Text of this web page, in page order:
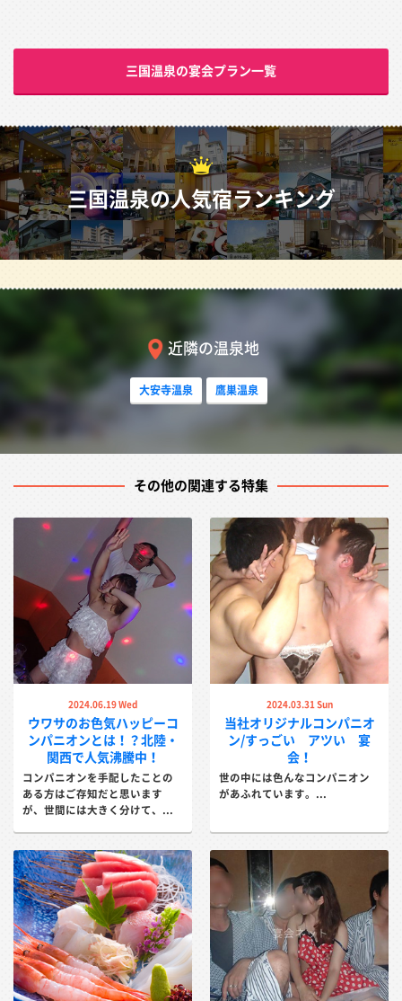
りと過ごせる温泉地。夕日を眺めながら入浴できる露天風
呂などが多いのも三国温泉の特徴。海のそばは大気中にも
海洋性ミネラルが多く、海の恵みを体中に取り込むことが
類も堪能出来る。
三国温泉の泉質は、ナトリウム・カルシウム-塩化物泉。
塩が肌をベールのように被って保温＆保湿してくれるの
で、冷え性や疲労回復にも効果的。
入り組んだ岩場の美しい地形、きれいな砂浜、漁船の風情
を楽しむ港町…一口に「三国」といっても、そのおりおり
見せる景色や宿の窓から見る風景は千差万別。東尋坊観光
したい方、家族で越前松島水族館で楽しみたい方、海水浴
したい方など、さまざまなニーズに応える、多様な宿泊施
設の中からお好みで選ぶことが出来る。冬季は、雪道の心
送迎バスも運行している。
三国温泉の宴会プラン一覧
三国温泉の宴会プラン一覧
三国温泉の人気宿ランキング
近隣の温泉地
大安寺温泉 鷹巣温泉
その他の関連する特集
2024.06.19 Wed
ウワサのお色気ハッピーコ
ンパニオンとは！？北陸・
関西で人気沸騰中！
コンパニオンを手配したことの
ある方はご存知だと思います
が、世間には大きく分けて、...
2024.03.31 Sun
当社オリジナルコンパニオ
ン/すっごい アツい 宴
会！
世の中には色んなコンパニオン
があふれています。...